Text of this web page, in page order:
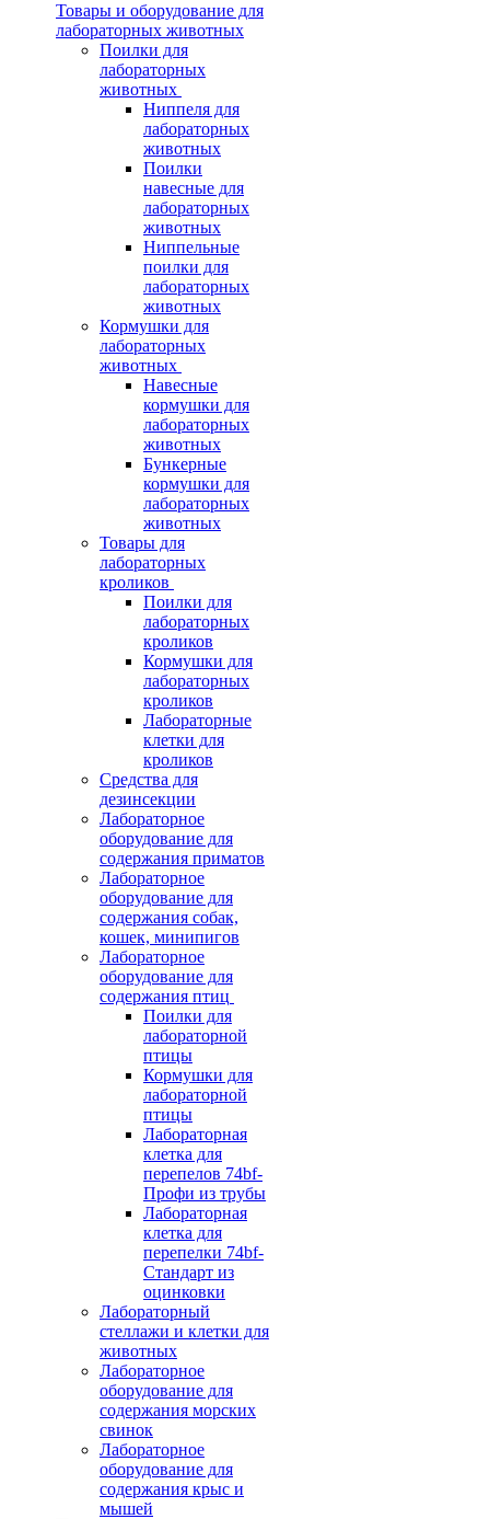
Товары и оборудование для
лабораторных животных
Поилки для
лабораторных
животных
Ниппеля для
лабораторных
животных
Поилки
навесные для
лабораторных
животных
Ниппельные
поилки для
лабораторных
животных
Кормушки для
лабораторных
животных
Навесные
кормушки для
лабораторных
животных
Бункерные
кормушки для
лабораторных
животных
Товары для
лабораторных
кроликов
Поилки для
лабораторных
кроликов
Кормушки для
лабораторных
кроликов
Лабораторные
клетки для
кроликов
Средства для
дезинсекции
Лабораторное
оборудование для
содержания приматов
Лабораторное
оборудование для
содержания собак,
кошек, минипигов
Лабораторное
оборудование для
содержания птиц
Поилки для
лабораторной
птицы
Кормушки для
лабораторной
птицы
Лабораторная
клетка для
перепелов 74bf-
Профи из трубы
Лабораторная
клетка для
перепелки 74bf-
Стандарт из
оцинковки
Лабораторный
стеллажи и клетки для
животных
Лабораторное
оборудование для
содержания морских
свинок
Лабораторное
оборудование для
содержания крыс и
мышей